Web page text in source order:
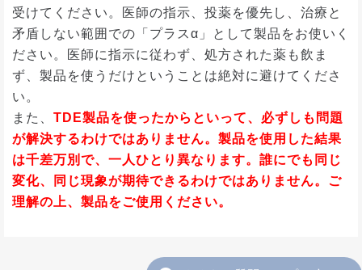
受けてください。医師の指示、投薬を優先し、治療と
矛盾しない範囲での「プラスα」として製品をお使いく
ださい。医師に指示に従わず、処方された薬も飲ま
ず、製品を使うだけということは絶対に避けてくださ
い。
また、 TDE製品を使ったからといって、必ずしも問題
が解決するわけではありません。 製品を使用した結果
は千差万別で、一人ひとり異なります。 誰にでも同じ
変化、同じ現象が期待できるわけではありません。 ご
理解の上、製品をご使用ください。